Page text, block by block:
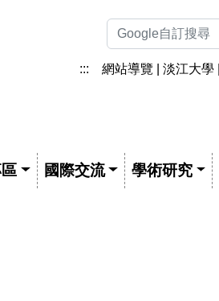
::: 網站導覽 淡江大學
國際交流 學術研究